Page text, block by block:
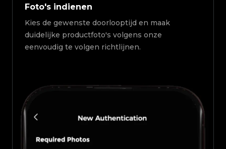
Foto's indienen
Kies de gewenste doorlooptijd en maak
duidelijke productfoto's volgens onze
eenvoudig te volgen richtlijnen.